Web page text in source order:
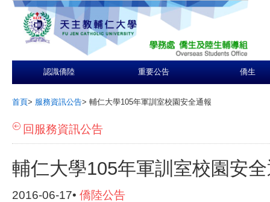
認識僑陸 重要公告 僑生
首頁> 服務資訊公告> 輔仁大學105年軍訓室校園安全通報
回服務資訊公告
輔仁大學105年軍訓室校園安
2016-06-17• 僑陸公告